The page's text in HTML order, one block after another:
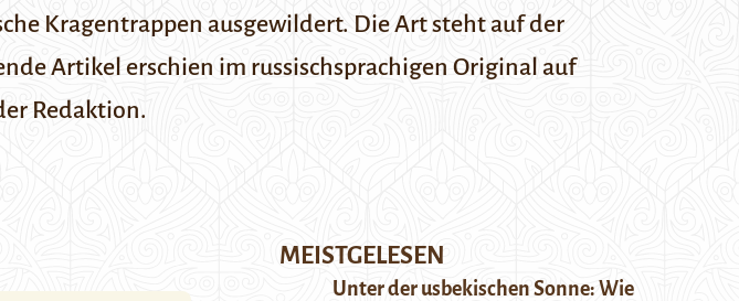
Kragentrappen ausgewildert. Die Art steht auf der
Artikel erschien im russischsprachigen Original auf
Redaktion.
MEISTGELESEN
Unter der usbekischen Sonne: Wie